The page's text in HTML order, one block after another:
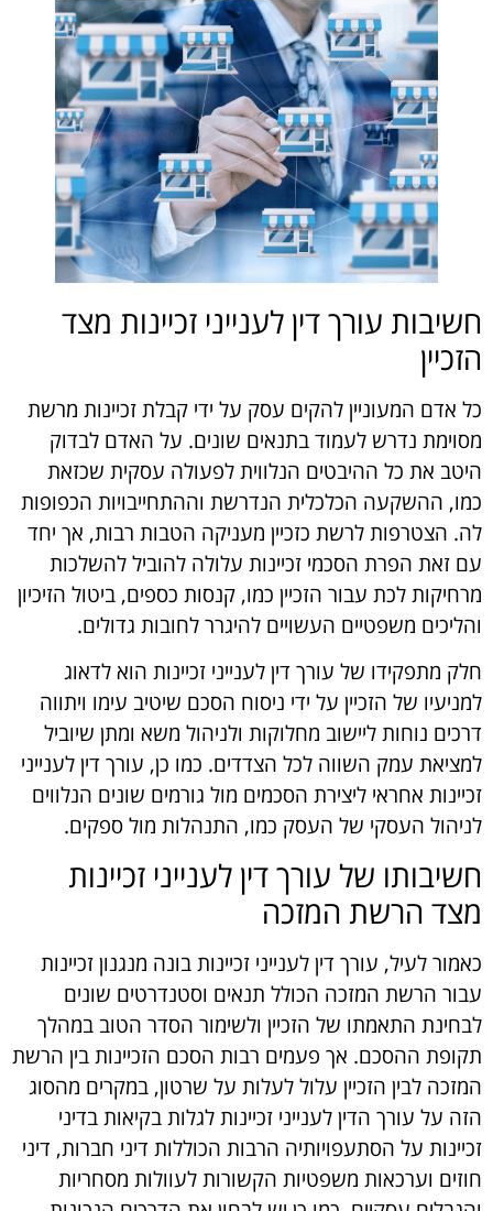
חשיבות עורך דין לענייני זכיינות מצד
הזכיין
כל אדם המעוניין להקים עסק על ידי קבלת זכיינות מרשת
מסוימת נדרש לעמוד בתנאים שונים. על האדם לבדוק
היטב את כל ההיבטים הנלווית לפעולה עסקית שכזאת
כמו, ההשקעה הכלכלית הנדרשת וההתחייבויות הכפופות
לה. הצטרפות לרשת כזכיין מעניקה הטבות רבות, אך יחד
עם זאת הפרת הסכמי זכיינות עלולה להוביל להשלכות
מרחיקות לכת עבור הזכיין כמו, קנסות כספים, ביטול הזיכיון
והליכים משפטיים העשויים להיגרר לחובות גדולים.
חלק מתפקידו של עורך דין לענייני זכיינות הוא לדאוג
למניעיו של הזכיין על ידי ניסוח הסכם שיטיב עימו ויתווה
דרכים נוחות ליישוב מחלוקות ולניהול משא ומתן שיוביל
למציאת עמק השווה לכל הצדדים. כמו כן, עורך דין לענייני
זכיינות אחראי ליצירת הסכמים מול גורמים שונים הנלווים
לניהול העסקי של העסק כמו, התנהלות מול ספקים.
חשיבותו של עורך דין לענייני זכיינות
מצד הרשת המזכה
כאמור לעיל, עורך דין לענייני זכיינות בונה מנגנון זכיינות
עבור הרשת המזכה הכולל תנאים וסטנדרטים שונים
לבחינת התאמתו של הזכיין ולשימור הסדר הטוב במהלך
תקופת ההסכם. אך פעמים רבות הסכם הזכיינות בין הרשת
המזכה לבין הזכיין עלול לעלות על שרטון, במקרים מהסוג
הזה על עורך הדין לענייני זכיינות לגלות בקיאות בדיני
זכיינות על הסתעפויותיה הרבות הכוללות דיני חברות, דיני
חוזים וערכאות משפטיות הקשורות לעוולות מסחריות